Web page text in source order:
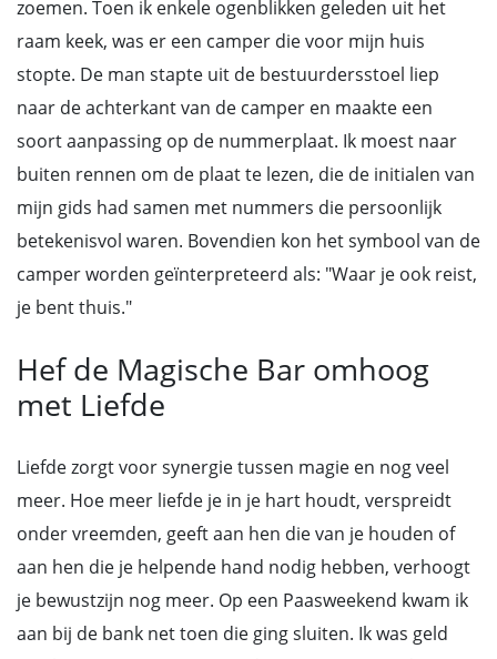
zoemen. Toen ik enkele ogenblikken geleden uit het
raam keek, was er een camper die voor mijn huis
stopte. De man stapte uit de bestuurdersstoel liep
naar de achterkant van de camper en maakte een
soort aanpassing op de nummerplaat. Ik moest naar
buiten rennen om de plaat te lezen, die de initialen van
mijn gids had samen met nummers die persoonlijk
betekenisvol waren. Bovendien kon het symbool van de
camper worden geïnterpreteerd als: "Waar je ook reist,
je bent thuis."
Hef de Magische Bar omhoog
met Liefde
Liefde zorgt voor synergie tussen magie en nog veel
meer. Hoe meer liefde je in je hart houdt, verspreidt
onder vreemden, geeft aan hen die van je houden of
aan hen die je helpende hand nodig hebben, verhoogt
je bewustzijn nog meer. Op een Paasweekend kwam ik
aan bij de bank net toen die ging sluiten. Ik was geld